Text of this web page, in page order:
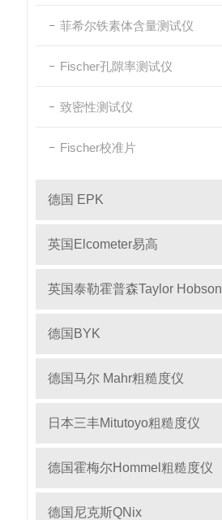
菲希尔铁素体含量测试仪
Fischer孔隙率测试仪
致密性测试仪
Fischer校准片
德国 EPK
英国Elcometer易高
英国泰勒霍普森Taylor Hobson
德国BYK
德国马尔 Mahr粗糙度仪
日本三丰Mitutoyo粗糙度仪
德国霍梅尔Hommel粗糙度仪
德国尼克斯QNix